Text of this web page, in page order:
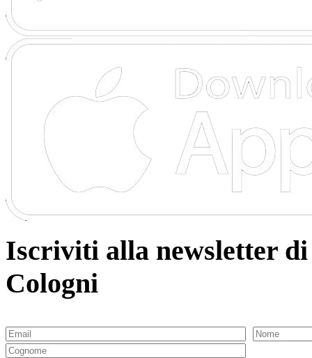
Iscriviti alla newsletter di
Cologni